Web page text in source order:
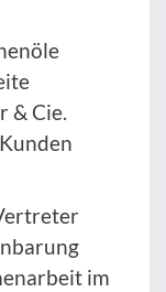
& Cie.
im